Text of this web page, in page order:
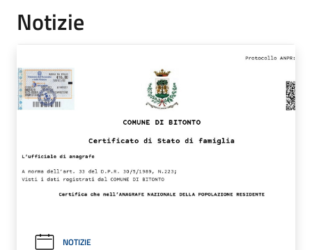
Notizie
NOTIZIE